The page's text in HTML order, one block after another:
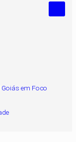
em Foco